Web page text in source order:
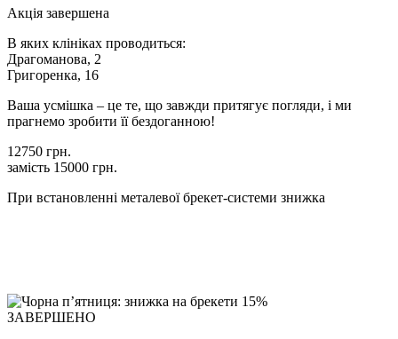
Акція завершена
В яких клініках проводиться:
Драгоманова, 2
Григоренка, 16
Ваша усмішка – це те, що завжди притягує погляди, і ми
прагнемо зробити її бездоганною!
12750 грн.
замість 15000 грн.
При встановленні металевої брекет-системи знижка
ЗАВЕРШЕНО